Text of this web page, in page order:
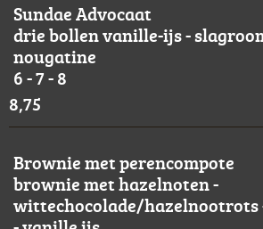
Sundae Advocaat
drie bollen vanille-ijs -
nougatine
6 - 7 - 8
8,75
Brownie met perencompote
brownie met hazelnoten -
wittechocolade/hazelnootrots